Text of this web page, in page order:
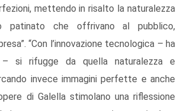
mettendo in risalto la naturalezza
patinato che offrivano al pubblico,
“Con l’innovazione tecnologica – ha
– si rifugge da quella naturalezza e
invece immagini perfette e anche
di Galella stimolano una riflessione